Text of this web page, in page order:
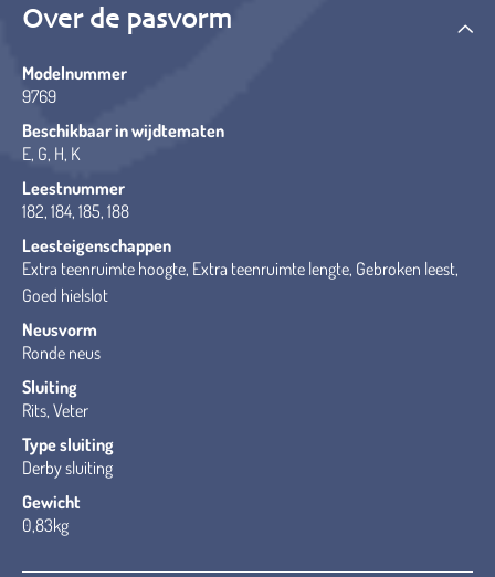
Over de pasvorm
Modelnummer
9769
Beschikbaar in wijdtematen
E, G, H, K
Leestnummer
182, 184, 185, 188
Leesteigenschappen
Extra teenruimte hoogte, Extra teenruimte lengte, Gebroken leest,
Goed hielslot
Neusvorm
Ronde neus
Sluiting
Rits, Veter
Type sluiting
Derby sluiting
Gewicht
0,83kg